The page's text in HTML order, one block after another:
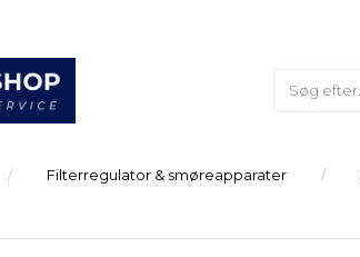
Filterregulator & smøreapparater